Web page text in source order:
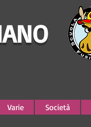
Varie Società